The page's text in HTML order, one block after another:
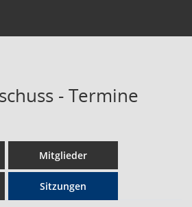
- Termine
Mitglieder
Sitzungen